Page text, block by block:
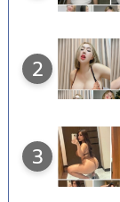
2
3